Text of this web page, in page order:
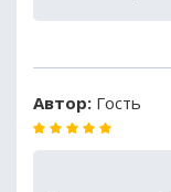
Автор: Гость